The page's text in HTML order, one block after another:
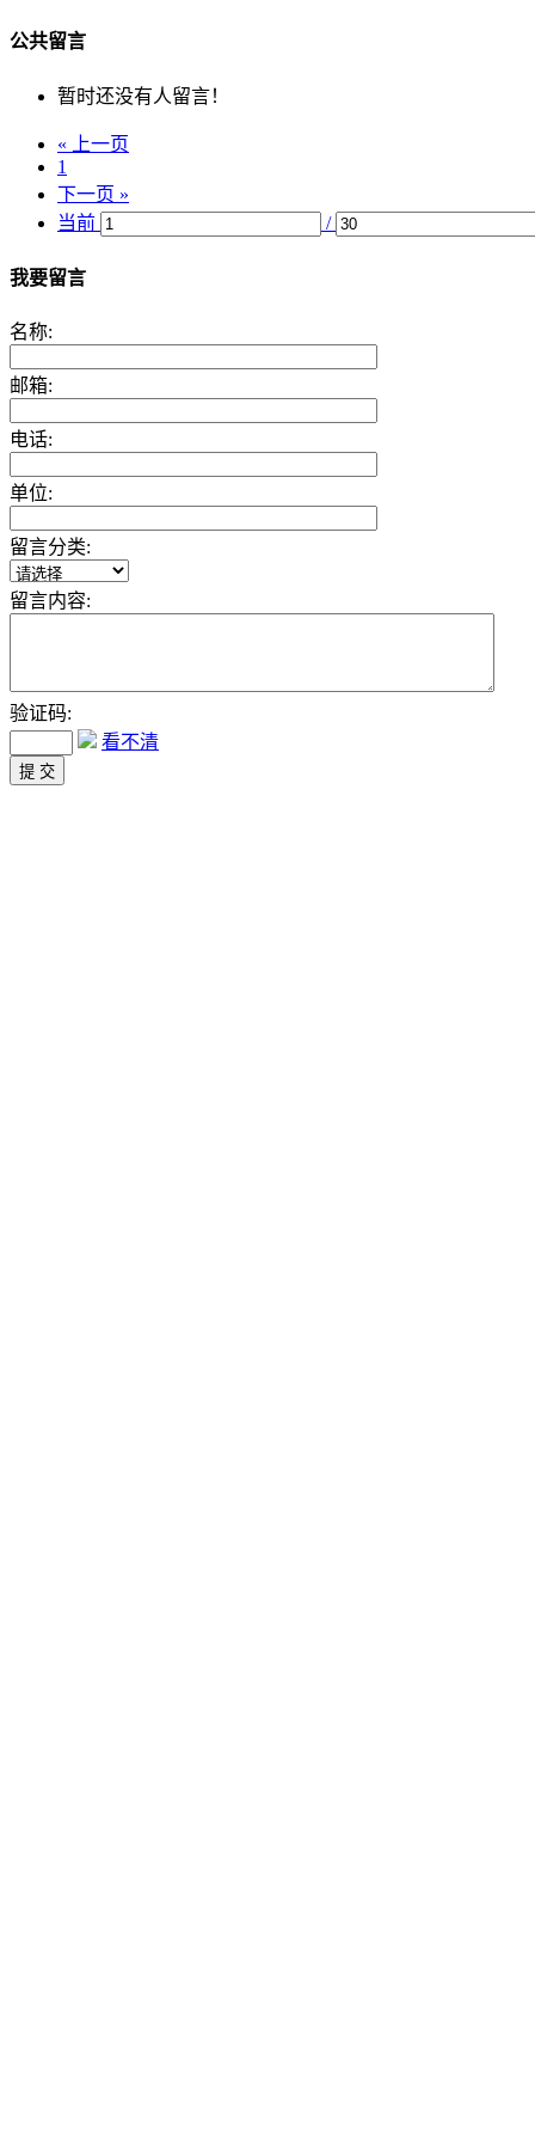
公共留言
暂时还没有人留言！
« 上一页
1
下一页 »
当前
/
我要留言
名称:
邮箱:
电话:
单位:
留言分类:
留言内容:
验证码:
看不清